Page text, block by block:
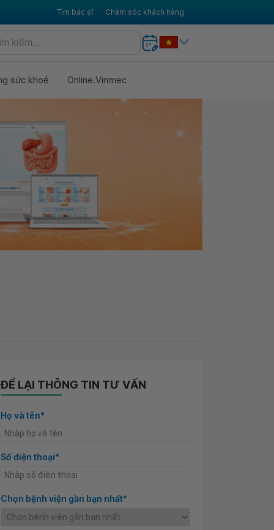
Tìm bác sĩ Chăm sóc khách hàng
sức khoẻ Online.Vinmec
ĐỂ LẠI THÔNG TIN TƯ VẤN
Họ và tên*
Số điện thoại*
Chọn bệnh viện gần bạn nhất*